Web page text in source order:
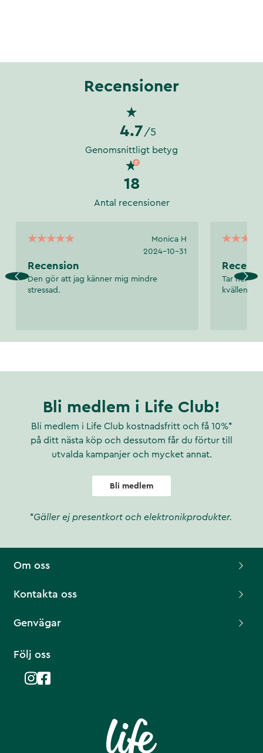
Recensioner
4.7 /5
Genomsnittligt betyg
18
Antal recensioner
Monica H
2024-10-31
Recension
Den gör att jag känner mig mindre
stressad.
Tar ner
kvällen.
Bli medlem i Life Club!
Bli medlem i Life Club kostnadsfritt och få 10%*
på ditt nästa köp och dessutom får du förtur till
utvalda kampanjer och mycket annat.
Bli medlem
*Gäller ej presentkort och elektronikprodukter.
Om oss
Kontakta oss
Genvägar
Följ oss